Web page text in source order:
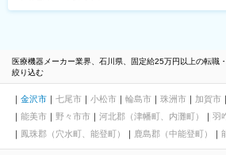
医療機器メーカー業界、石川県、固定給25万円以上の転職
絞り込む
金沢市 七尾市 小松市 輪島市 珠洲市 加賀市
能美市
野々市市 河北郡（津幡町、内灘町）
羽
鳳珠郡（穴水町、能登町）
鹿島郡（中能登町）